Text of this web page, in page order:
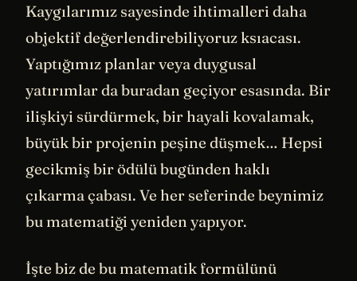
Kaygılarımız sayesinde ihtimalleri daha
objektif değerlendirebiliyoruz ksıacası.
Yaptığımız planlar veya duygusal
yatırımlar da buradan geçiyor esasında. Bir
ilişkiyi sürdürmek, bir hayali kovalamak,
büyük bir projenin peşine düşmek… Hepsi
gecikmiş bir ödülü bugünden haklı
çıkarma çabası. Ve her seferinde beynimiz
bu matematiği yeniden yapıyor.
İşte biz de bu matematik formülünü